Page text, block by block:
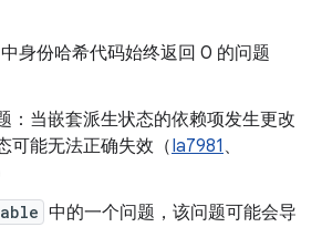
身份哈希代码始终返回 0 的问题
：当嵌套派生状态的依赖项发生更改
可能无法正确失效（Ia7981 、
中的一个问题，该问题可能会导